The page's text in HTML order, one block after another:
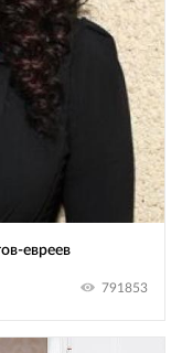
евреев
791853